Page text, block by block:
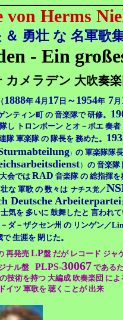
von Herms
勇壮 な 名軍歌
- Ein
カメラデン 大吹奏楽
1888年 4月 17 日 ～1954年 7月
ティン町 の 音楽隊で 研修。
し トロンボーン とオ－ボエ 奏者
隊 軍楽隊 の 隊長を 務めた。
） の 軍楽隊隊
） の 音楽隊
会では RAD 音楽隊 の 総指揮を
な 軍歌の 数々は ナチス党／
Deutsche Arbeiterpartei
気を 多いに 鼓舞したと 言われて
ダ－ザクセン州 の リンゲン／
で 生涯を 閉じた。
再発売LP盤 だが レコード ジャ
ナル盤
PLPS-30067 である
技術を持つ 大編成 吹奏楽団 によ
イツ 軍歌を 聴くことが 出来